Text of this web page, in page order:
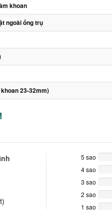
khoan
ngoài ống trụ
23-32mm)
5 sao
4 sao
3 sao
2 sao
1 sao